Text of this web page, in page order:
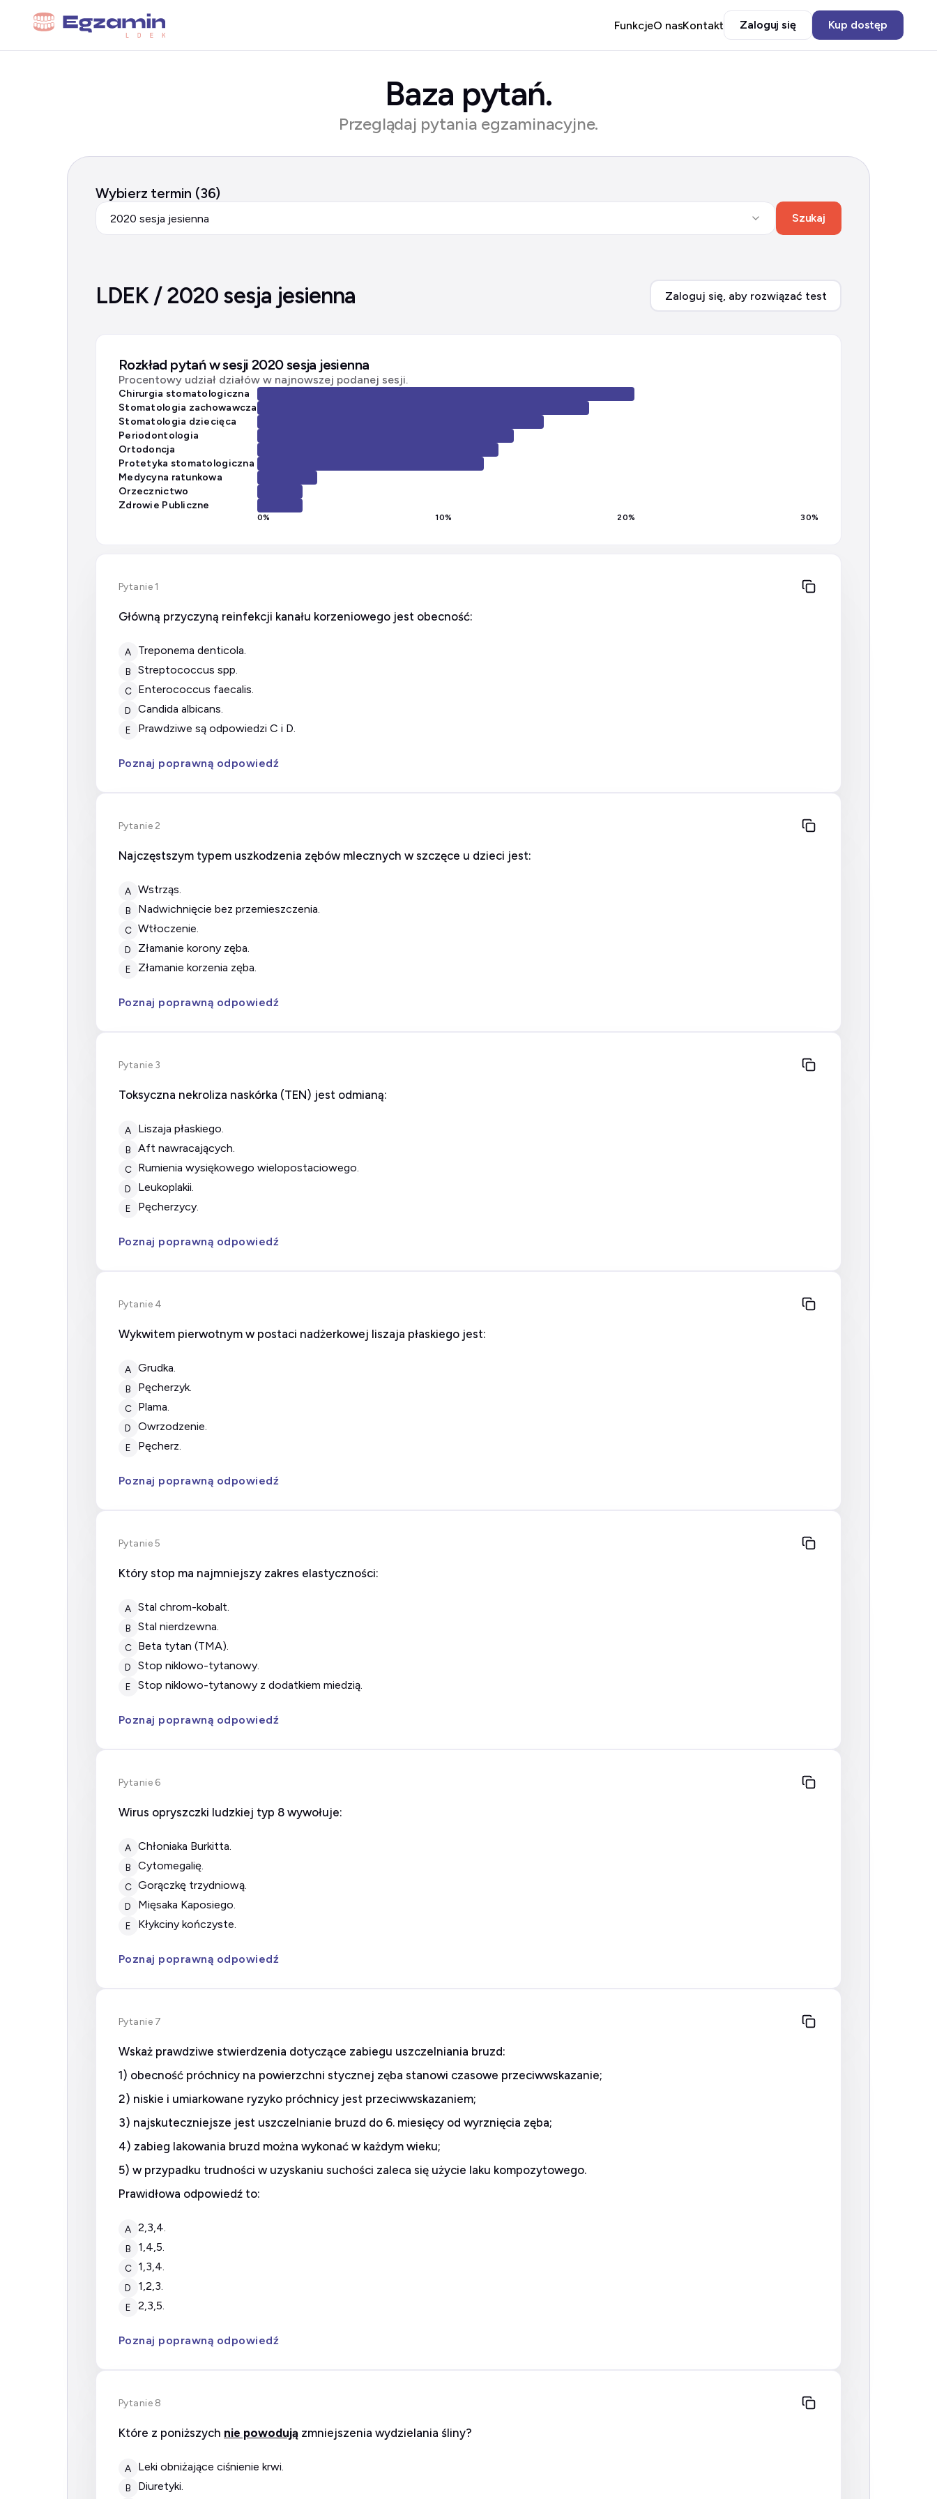
FunkcjeO nasKontakt Zaloguj się Kup dostęp
Baza pytań.
Przeglądaj pytania egzaminacyjne.
Wybierz termin (36)
2020 sesja jesienna Szukaj
LDEK / 2020 sesja jesienna Zaloguj się, aby rozwiązać test
Rozkład pytań w sesji 2020 sesja jesienna
Procentowy udział działów w najnowszej podanej sesji.
Chirurgia stomatologiczna
Stomatologia zachowawcza
Stomatologia dziecięca
Periodontologia
Ortodoncja
Protetyka stomatologiczna
Medycyna ratunkowa
Orzecznictwo
Zdrowie Publiczne
0% 10% 20% 30%
Pytanie 1
Główną przyczyną reinfekcji kanału korzeniowego jest obecność:
A Treponema denticola.
B Streptococcus spp.
C Enterococcus faecalis.
D Candida albicans.
E prawdziwe są odpowiedzi C i D.
Poznaj poprawną odpowiedź
Pytanie 2
Najczęstszym typem uszkodzenia zębów mlecznych w szczęce u dzieci jest:
A wstrząs.
B nadwichnięcie bez przemieszczenia.
C wtłoczenie.
D złamanie korony zęba.
E złamanie korzenia zęba.
Poznaj poprawną odpowiedź
Pytanie 3
Toksyczna nekroliza naskórka (TEN) jest odmianą:
A liszaja płaskiego.
B aft nawracających.
C rumienia wysiękowego wielopostaciowego.
D leukoplakii.
E pęcherzycy.
Poznaj poprawną odpowiedź
Pytanie 4
Wykwitem pierwotnym w postaci nadżerkowej liszaja płaskiego jest:
A grudka.
B pęcherzyk.
C plama.
D owrzodzenie.
E pęcherz.
Poznaj poprawną odpowiedź
Pytanie 5
Który stop ma najmniejszy zakres elastyczności:
A stal chrom-kobalt.
B stal nierdzewna.
C beta tytan (TMA).
D stop niklowo-tytanowy.
E stop niklowo-tytanowy z dodatkiem miedzią.
Poznaj poprawną odpowiedź
Pytanie 6
Wirus opryszczki ludzkiej typ 8 wywołuje:
A chłoniaka Burkitta.
B cytomegalię.
C gorączkę trzydniową.
D mięsaka Kaposiego.
E kłykciny kończyste.
Poznaj poprawną odpowiedź
Pytanie 7
Wskaż prawdziwe stwierdzenia dotyczące zabiegu uszczelniania bruzd:
1) obecność próchnicy na powierzchni stycznej zęba stanowi czasowe przeciwwskazanie;
2) niskie i umiarkowane ryzyko próchnicy jest przeciwwskazaniem;
3) najskuteczniejsze jest uszczelnianie bruzd do 6. miesięcy od wyrznięcia zęba;
4) zabieg lakowania bruzd można wykonać w każdym wieku;
5) w przypadku trudności w uzyskaniu suchości zaleca się użycie laku kompozytowego.
Prawidłowa odpowiedź to:
A 2,3,4.
B 1,4,5.
C 1,3,4.
D 1,2,3.
E 2,3,5.
Poznaj poprawną odpowiedź
Pytanie 8
Które z poniższych nie powodują zmniejszenia wydzielania śliny?
A leki obniżające ciśnienie krwi.
B diuretyki.